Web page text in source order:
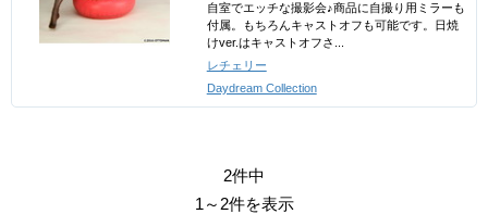
自室でエッチな撮影会♪商品に自撮り用ミラーも
付属。もちろんキャストオフも可能です。日焼
けver.はキャストオフさ...
レチェリー
Daydream Collection
2件中
1～2件を表示